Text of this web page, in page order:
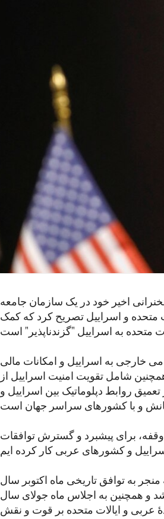
اخیر خود در یک سازمان جامعه
متحده و اسراییل تصریح کرد که کمک
خارجی به اسراییل و امکانات مالی
شامل تقویت امنیت اسراییل از
روابط دپلوماتیک بین اسراییل و
برای پیشبرد و گسترش توافقات
به توافق تاریخی ماه اکتوبر سال
شد و همچنین به اجلاس ماه جولای سال
عربی و ایالات متحده بر قوت و نقش